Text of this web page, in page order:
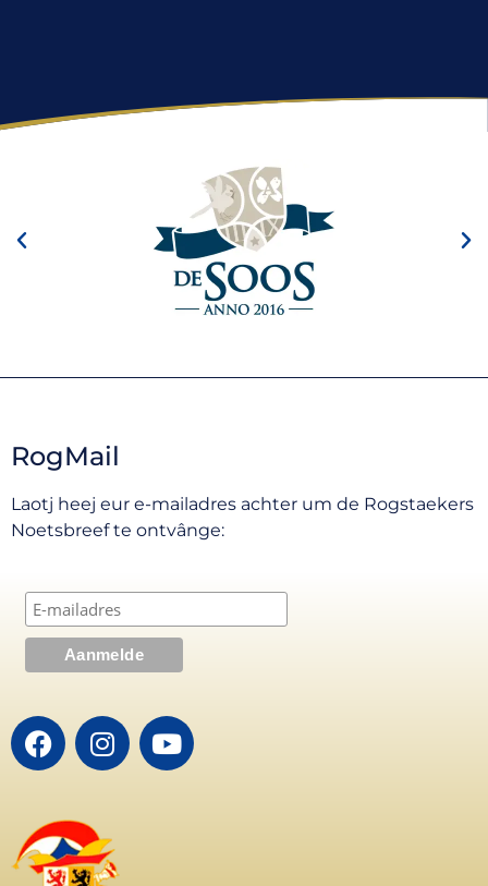
RogMail
Laotj heej eur e-mailadres achter um de Rogstaekers
Noetsbreef te ontvânge: